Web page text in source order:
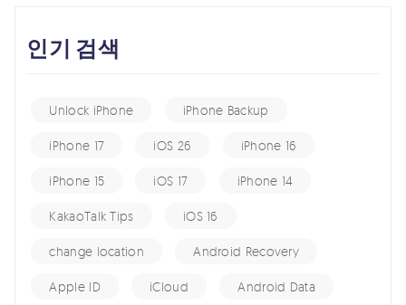
인기 검색
Unlock iPhone iPhone Backup
iPhone 17 iOS 26 iPhone 16
iPhone 15 iOS 17 iPhone 14
KakaoTalk Tips iOS 16
change location Android Recovery
Apple ID iCloud Android Data